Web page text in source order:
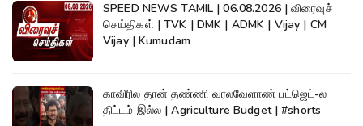
SPEED NEWS TAMIL | 06.08.2026 | விரைவுச்
செய்திகள் | TVK | DMK | ADMK | Vijay | CM
Vijay | Kumudam
காவிரில தான் தண்ணி வரலவேளாண் பட்ஜெட்-ல
திட்டம் இல்ல | Agriculture Budget | #shorts